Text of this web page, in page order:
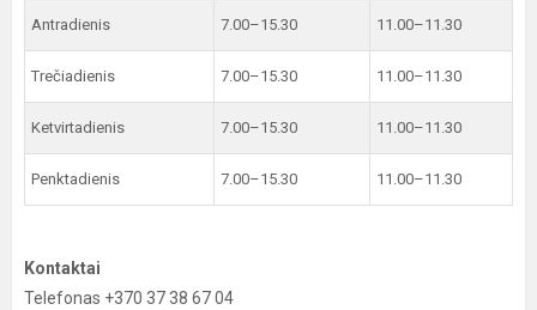
Antradienis 7.00–15.30 11.00–11.30
Trečiadienis 7.00–15.30 11.00–11.30
Ketvirtadienis 7.00–15.30 11.00–11.30
Penktadienis 7.00–15.30 11.00–11.30
Kontaktai
Telefonas +370 37 38 67 04